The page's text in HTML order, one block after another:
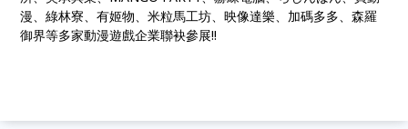
漫、綠林寮、有姬物、米粒馬工坊、映像達樂、加碼多多、森羅
御界等多家動漫遊戲企業聯袂參展!!